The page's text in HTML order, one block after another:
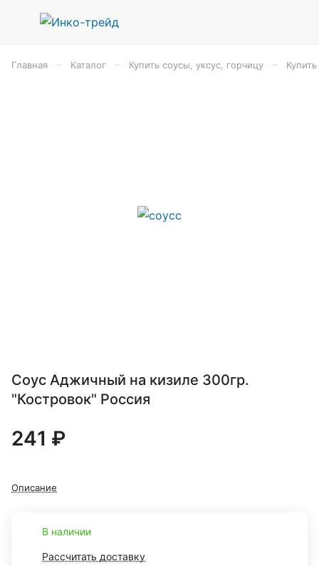
Главная Каталог Купить соусы, уксус, горчицу
Соус Аджичный на кизиле 300гр.
"Костровок" Россия
241 ₽
Описание
В наличии
Рассчитать доставку